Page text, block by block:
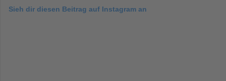
Sieh dir diesen Beitrag auf Instagram an